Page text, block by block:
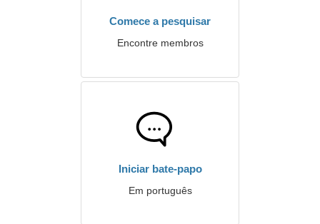
Comece a pesquisar
Encontre membros
Iniciar bate-papo
Em português